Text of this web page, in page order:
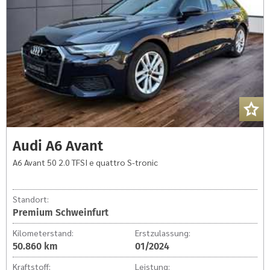
TFSI
e
quattro
S-
tronic
Audi A6 Avant
A6 Avant 50 2.0 TFSI e quattro S-tronic
Standort:
Premium Schweinfurt
Kilometerstand:
50.860 km
Erstzulassung:
01/2024
Kraftstoff: Leistung: